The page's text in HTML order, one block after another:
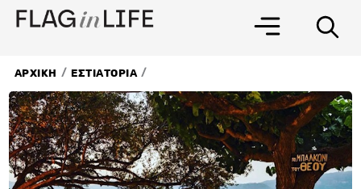
Μετάβαση
στο
ΑΡΧΙΚΗ / ΕΣΤΙΑΤΟΡΙΑ /